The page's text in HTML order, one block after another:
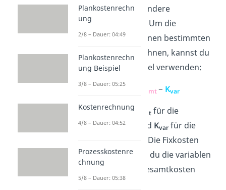
Spielraum es für andere
Investitionen gibt. Um die
FixkostenK
für einen bestimmten
Zeitraum zu berechnen, kannst du
die folgende Formel verwenden:
K= gesamt− Kvar
Dabei stehtK gesamt für die
Gesamtkosten
und Kvarfür die
. Die Fixkosten
erhältst du, indem du die variablen
Kosten von den Gesamtkosten
abziehst.
Plankostenrechn
ung
2/8 – Dauer: 04:49
Plankostenrechn
ung Beispiel
3/8 – Dauer: 05:25
Kostenrechnung
4/8 – Dauer: 04:52
Prozesskostenre
chnung
5/8 – Dauer: 05:38